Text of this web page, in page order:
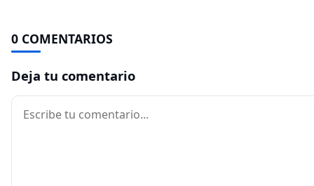
0 COMENTARIOS
Deja tu comentario
Comentario